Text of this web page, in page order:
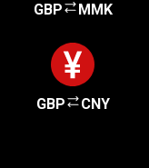
GBP MMK
GBP CNY